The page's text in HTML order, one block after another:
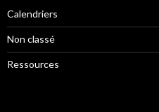
Calendriers
Non classé
Ressources